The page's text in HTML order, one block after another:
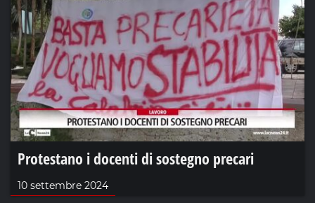
Protestano i docenti di sostegno precari
10 settembre 2024